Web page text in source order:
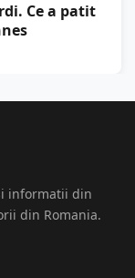
Ce a patit
informatii din
din Romania.